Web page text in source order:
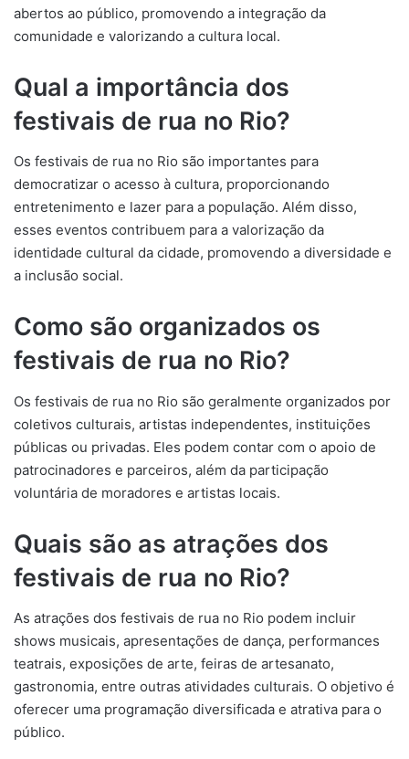
abertos ao público, promovendo a integração da
comunidade e valorizando a cultura local.
Qual a importância dos
festivais de rua no Rio?
Os festivais de rua no Rio são importantes para
democratizar o acesso à cultura, proporcionando
entretenimento e lazer para a população. Além disso,
esses eventos contribuem para a valorização da
identidade cultural da cidade, promovendo a diversidade e
a inclusão social.
Como são organizados os
festivais de rua no Rio?
Os festivais de rua no Rio são geralmente organizados por
coletivos culturais, artistas independentes, instituições
públicas ou privadas. Eles podem contar com o apoio de
patrocinadores e parceiros, além da participação
voluntária de moradores e artistas locais.
Quais são as atrações dos
festivais de rua no Rio?
As atrações dos festivais de rua no Rio podem incluir
shows musicais, apresentações de dança, performances
teatrais, exposições de arte, feiras de artesanato,
gastronomia, entre outras atividades culturais. O objetivo é
oferecer uma programação diversificada e atrativa para o
público.